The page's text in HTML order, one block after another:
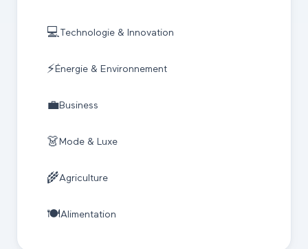
💻Technologie & Innovation
⚡ Énergie & Environnement
💼Business
👗 Mode & Luxe
🌾Agriculture
🍽️Alimentation